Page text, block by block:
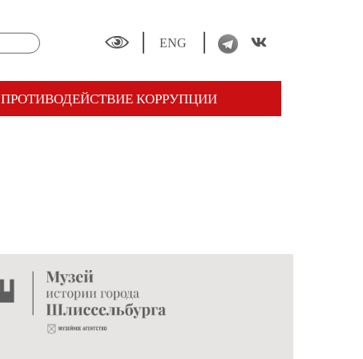
ENG
ПРОТИВОДЕЙСТВИЕ КОРРУПЦИИ